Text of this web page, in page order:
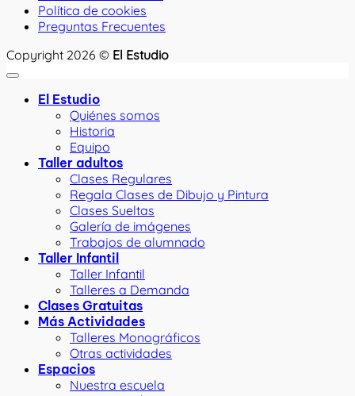
Política de cookies
Preguntas Frecuentes
Copyright 2026 © El Estudio
El Estudio
Quiénes somos
Historia
Equipo
Taller adultos
Clases Regulares
Regala Clases de Dibujo y Pintura
Clases Sueltas
Galería de imágenes
Trabajos de alumnado
Taller Infantil
Taller Infantil
Talleres a Demanda
Clases Gratuitas
Más Actividades
Talleres Monográficos
Otras actividades
Espacios
Nuestra escuela